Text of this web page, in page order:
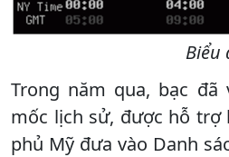
Biểu
Trong năm qua, bạc
mốc lịch sử, được hỗ trợ
phủ Mỹ đưa vào Danh